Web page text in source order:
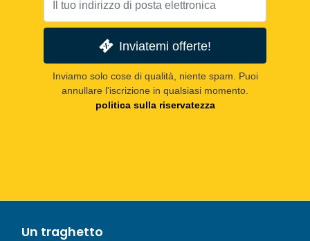
Inviatemi offerte!
Inviamo solo cose di qualità, niente spam. Puoi
annullare l'iscrizione in qualsiasi momento.
politica sulla riservatezza
Un traghetto